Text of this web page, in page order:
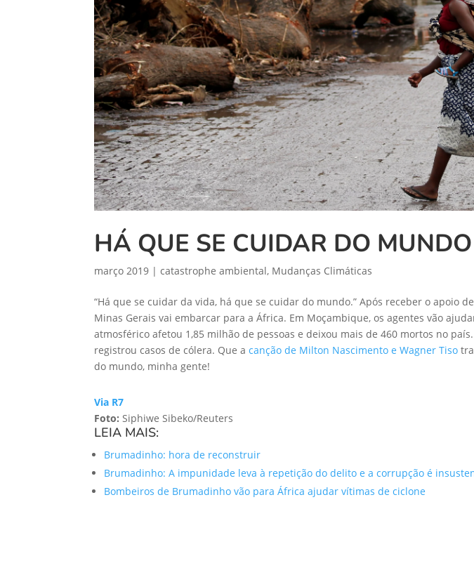
HÁ QUE SE CUIDAR DO MUNDO
março 2019 |catastrophe ambiental, Mudanças Climáticas
“Há que se cuidar da vida, há que se cuidar do mundo.” Após receber o apoio
Minas Gerais vai embarcar para a África. Em Moçambique, os agentes vão
atmosférico afetou 1,85 milhão de pessoas e deixou mais de 460 mortos no
registrou casos de cólera. Que acanção de Milton Nascimento e Wagner Tiso
do mundo, minha gente!
Via R7
Foto: Siphiwe Sibeko/Reuters
LEIA MAIS:
Brumadinho: hora de reconstruir
Brumadinho: A impunidade leva à repetição do delito e a corrupção é
Bombeiros de Brumadinho vão para África ajudar vítimas de ciclone